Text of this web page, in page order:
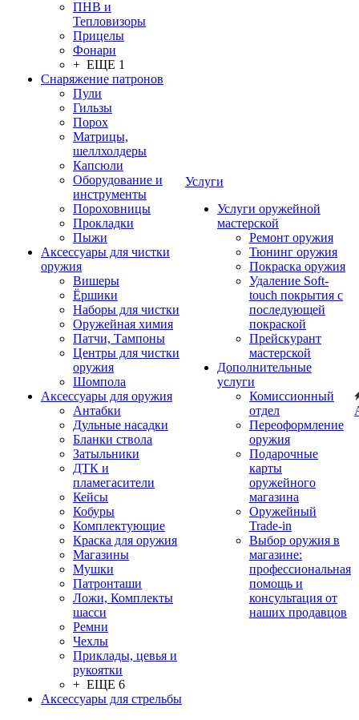
ПНВ и
Тепловизоры
Прицелы
Фонари
+ ЕЩЕ 1
Снаряжение патронов
Пули
Гильзы
Порох
Матрицы,
шеллхолдеры
Капсюли
Оборудование и
инструменты
Пороховницы
Прокладки
Пыжи
Аксессуары для чистки
оружия
Вишеры
Ёршики
Наборы для чистки
Оружейная химия
Патчи, Тампоны
Центры для чистки
оружия
Шомпола
Аксессуары для оружия
Антабки
Дульные насадки
Бланки ствола
Затыльники
ДТК и
пламегасители
Кейсы
Кобуры
Комплектующие
Краска для оружия
Магазины
Мушки
Патронташи
Ложи, Комплекты
шасси
Ремни
Чехлы
Приклады, цевья и
рукоятки
+ ЕЩЕ 6
Аксессуары для стрельбы
Услуги
Услуги оружейной
мастерской
Ремонт оружия
Тюнинг оружия
Покраска оружия
Удаление Soft-
touch покрытия с
последующей
покраской
Прейскурант
мастерской
Дополнительные
услуги
Комиссионный
отдел
Переоформление
оружия
Подарочные
карты
оружейного
магазина
Оружейный
Trade-in
Выбор оружия в
магазине:
профессиональная
помощь и
консультация от
наших продавцов